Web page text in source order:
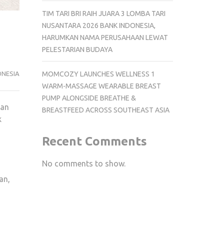
TIM TARI BRI RAIH JUARA 3 LOMBA TARI
NUSANTARA 2026 BANK INDONESIA,
HARUMKAN NAMA PERUSAHAAN LEWAT
PELESTARIAN BUDAYA
MOMCOZY LAUNCHES WELLNESS 1
WARM-MASSAGE WEARABLE BREAST
PUMP ALONGSIDE BREATHE &
BREASTFEED ACROSS SOUTHEAST ASIA
Recent Comments
No comments to show.